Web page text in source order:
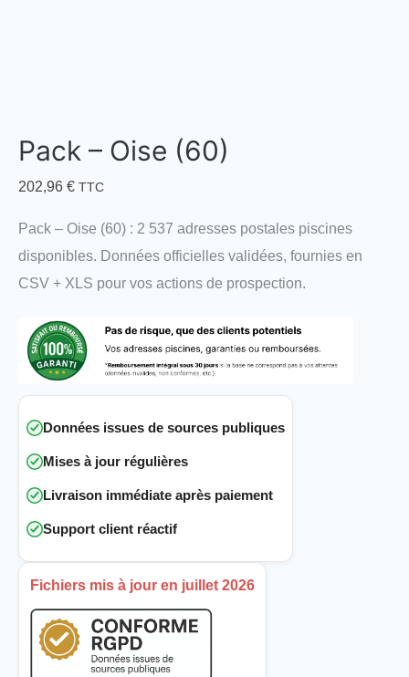
Pack – Oise (60)
202,96 € TTC
Pack – Oise (60) : 2 537 adresses postales piscines
disponibles. Données officielles validées, fournies en
CSV + XLS pour vos actions de prospection.
Données issues de sources publiques
Mises à jour régulières
Livraison immédiate après paiement
Support client réactif
Fichiers mis à jour en juillet 2026